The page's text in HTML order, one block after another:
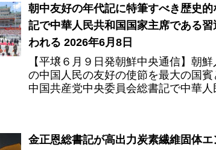
朝中友好の年代記に特筆すべき歴史
記で中華人民共和国国家主席である
われる 2026年6月8日
【平壌６月９日発朝鮮中央通信】朝
の中国人民の友好の使節を最大の国
中国共産党中央委員会総書記で中華
金正恩総書記が高出力炭素繊維固体